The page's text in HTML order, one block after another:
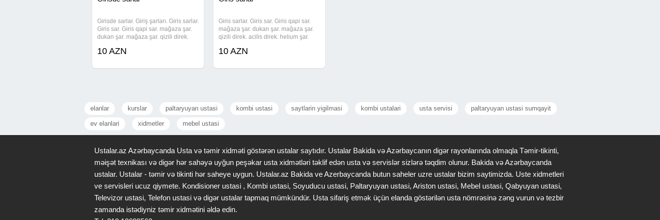
Girisde sarlar. Giriş şarları. Giris sarlar.
Giris sar. Giris qapi sar. mağaza şar.
dukan şar. mağaza şar. qizili direk.
achilish direk.giris sarlari. açılış qızılı
10 AZN
Giris sarlar. Giris sar. Giris qapi sar.
mağaza şar. dukan şar. mağaza şar.
qizili direk. acilis direk. helium şar.
dirək. Giris qapi sarlar. Giriş şarlar.
10 AZN
elanlar kurslar paltaryuyan ustasi kombi ustasi saytlarin yigilmasi kombi ustalari usta servisi paltaryuyan ustasi sumqayit
ev elanlari xidmetler mebel ustasi
Ustalar.az Azərbaycanda Usta və təmir xidməti göstərən ustalar saytıdır. Ustalar Bakida və Azərbaycanın digər rayonlarında olmaqla Təmir-tikinti,
məişət texnikası və digər hər sahəyə uyğun peşəkar usta xidmətləri təklif edən usta və servislər sizlərə təqdim olunur. Bakida və Azərbaycanda
ustalar. Ustalar - təmir və tikinti hər saheye uygun. Ustalar.az Bakida ve Azerbaycanda butun saheler uzre ustalar bizim saytimizda. Uste xidmetleri
ve servisleri ucuz qiymete. Kondisioner ustasi , Kombi ustasi, Soyuducu ustasi, Paltaryuyan ustasi, Ariston ustasi, Mebel ustasi, Qabyuyan ustasi,
Televizor ustasi, Telefon ustasi və digər ustalar tapmaq mümkündür. Usta sifariş etmək üçün elanda göstərilən usta nömrəsinə zəng vurun və tezbir
zamanda istədiyniz təmir xidmətini əldə edin.